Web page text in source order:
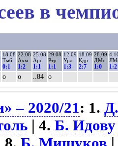
в
18.08
Тмб
0:1
22.08
Ахм
1:2
25.08
Арс
1:1
29.08
Ртр
1:1
12.09
Урл
1:3
18.09
Кдр
2:7
28.09
ДМо
1:0 1:2
о о ..84 о
– 2020/21: 1.
| 4.Б. Идову